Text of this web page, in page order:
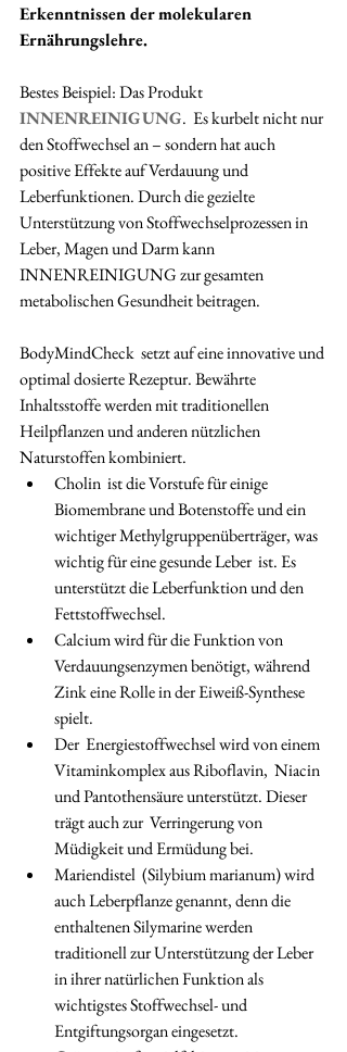
Erkenntnissen der molekularen
Ernährungslehre.
Bestes Beispiel: Das Produkt
INNENREINIGUNG.  Es kurbelt nicht nur
den Stoffwechsel an – sondern hat auch
positive Effekte auf Verdauung und
Leberfunktionen. Durch die gezielte
Unterstützung von Stoffwechselprozessen in
Leber, Magen und Darm kann
INNENREINIGUNG zur gesamten
metabolischen Gesundheit beitragen.
BodyMindCheck  setzt auf eine innovative und
optimal dosierte Rezeptur. Bewährte
Inhaltsstoffe werden mit traditionellen
Heilpflanzen und anderen nützlichen
Naturstoffen kombiniert.
Cholin  ist die Vorstufe für einige
Biomembrane und Botenstoffe und ein
wichtiger Methylgruppenüberträger, was
wichtig für eine gesunde Leber  ist. Es
unterstützt die Leberfunktion und den
Fettstoffwechsel.
Calcium wird für die Funktion von
Verdauungsenzymen benötigt, während
Zink eine Rolle in der Eiweiß-Synthese
spielt.
Der  Energiestoffwechsel wird von einem
Vitaminkomplex aus Riboflavin,  Niacin
und Pantothensäure unterstützt. Dieser
trägt auch zur  Verringerung von
Müdigkeit und Ermüdung bei.
Mariendistel  (Silybium marianum) wird
auch Leberpflanze genannt, denn die
enthaltenen Silymarine werden
traditionell zur Unterstützung der Leber
in ihrer natürlichen Funktion als
wichtigstes Stoffwechsel- und
Entgiftungsorgan eingesetzt.